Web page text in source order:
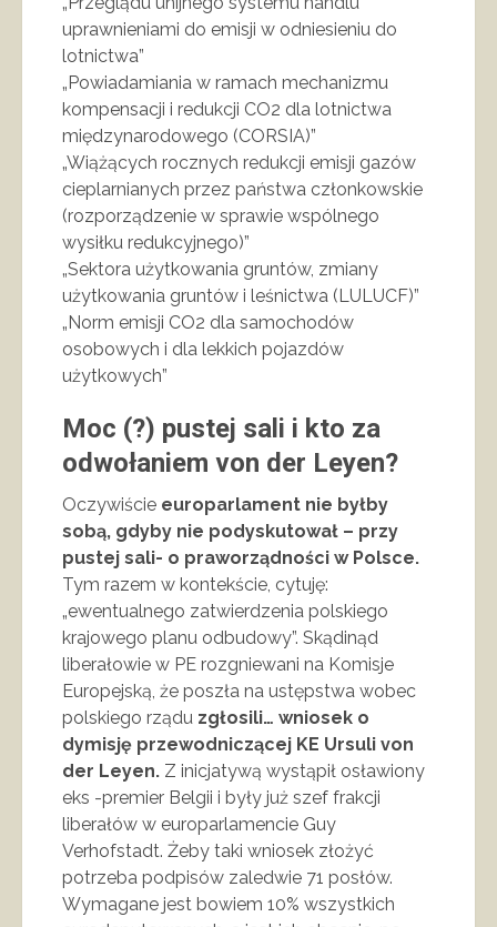
uprawnieniami do emisji w odniesieniu do
lotnictwa”
„Powiadamiania w ramach mechanizmu
kompensacji i redukcji CO2 dla lotnictwa
międzynarodowego (CORSIA)”
„Wiążących rocznych redukcji emisji gazów
cieplarnianych przez państwa członkowskie
(rozporządzenie w sprawie wspólnego
wysiłku redukcyjnego)”
„Sektora użytkowania gruntów, zmiany
użytkowania gruntów i leśnictwa (LULUCF)”
„Norm emisji CO2 dla samochodów
osobowych i dla lekkich pojazdów
użytkowych”
Moc (?) pustej sali i kto za
odwołaniem von der Leyen?
Oczywiście europarlament nie byłby
sobą, gdyby nie podyskutował – przy
pustej sali- o praworządności w Polsce.
Tym razem w kontekście, cytuję:
„ewentualnego zatwierdzenia polskiego
krajowego planu odbudowy”. Skądinąd
liberałowie w PE rozgniewani na Komisje
Europejską, że poszła na ustępstwa wobec
polskiego rządu zgłosili… wniosek o
dymisję przewodniczącej KE Ursuli von
der Leyen. Z inicjatywą wystąpił osławiony
eks -premier Belgii i były już szef frakcji
liberałów w europarlamencie Guy
Verhofstadt. Żeby taki wniosek złożyć
potrzeba podpisów zaledwie 71 posłów.
Wymagane jest bowiem 10% wszystkich